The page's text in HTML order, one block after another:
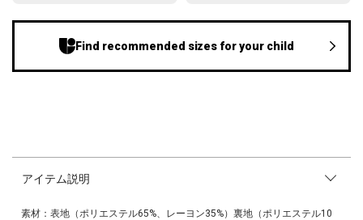
Find recommended sizes for your child
アイテム説明
素材：表地（ポリエステル65%、レーヨン35%）裏地（ポリエステル10